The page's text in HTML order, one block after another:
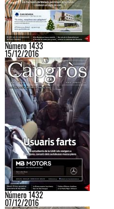
Número 1433
15/12/2016
Número 1432
07/12/2016